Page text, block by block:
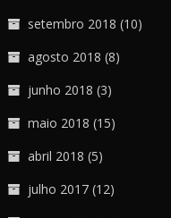
setembro 2018 (10)
agosto 2018 (8)
junho 2018 (3)
maio 2018 (15)
abril 2018 (5)
julho 2017 (12)